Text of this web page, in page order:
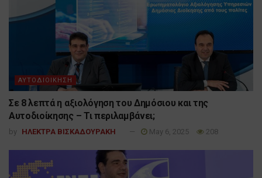
ΑΥΤΟΔΙΟΙΚΗΣΗ
Σε 8 λεπτά η αξιολόγηση του Δημόσιου και της
Αυτοδιοίκησης – Τι περιλαμβάνει;
by ΗΛΕΚΤΡΑ ΒΙΣΚΑΔΟΥΡΑΚΗ May 6, 2025 208